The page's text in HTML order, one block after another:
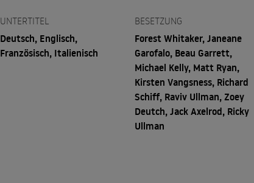
UNTERTITEL
Deutsch, Englisch,
Französisch, Italienisch
BESETZUNG
Forest Whitaker, Janeane
Garofalo, Beau Garrett,
Michael Kelly, Matt Ryan,
Kirsten Vangsness, Richard
Schiff, Raviv Ullman, Zoey
Deutch, Jack Axelrod, Ricky
Ullman